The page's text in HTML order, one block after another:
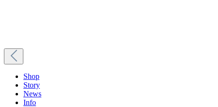
Shop
Story
News
Info